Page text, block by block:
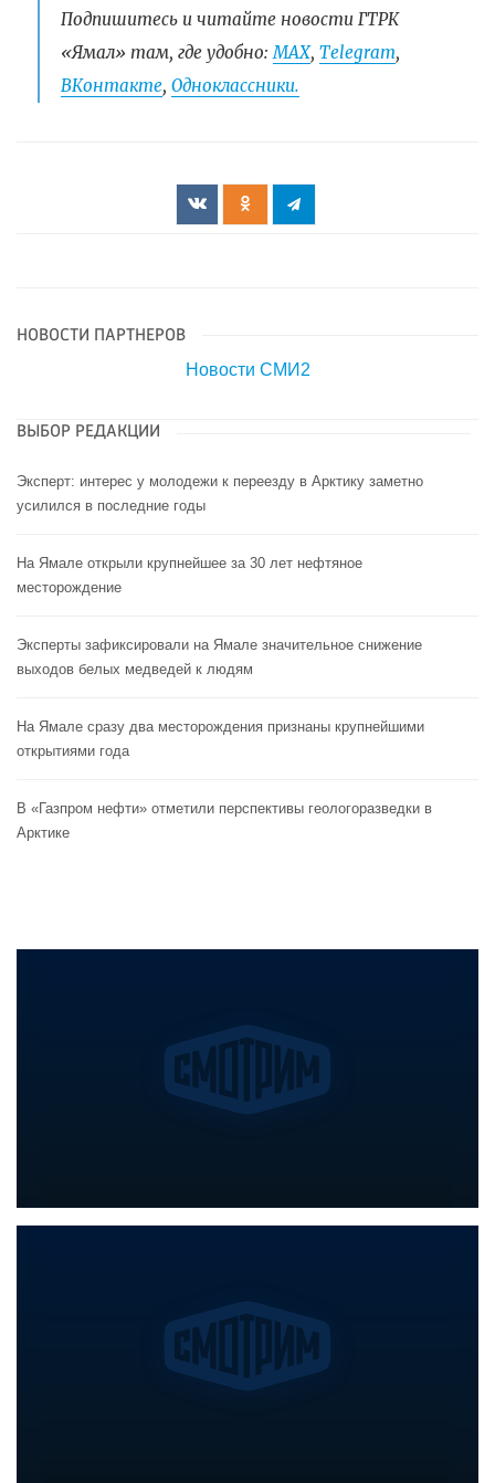
Подпишитесь и читайте новости ГТРК
«Ямал» там, где удобно:МАХ, Telegram,
ВКонтакте, Одноклассники.
НОВОСТИ ПАРТНЕРОВ
Новости СМИ2
ВЫБОР РЕДАКЦИИ
Эксперт: интерес у молодежи к переезду в Арктику заметно
усилился в последние годы
На Ямале открыли крупнейшее за 30 лет нефтяное
месторождение
Эксперты зафиксировали на Ямале значительное снижение
выходов белых медведей к людям
На Ямале сразу два месторождения признаны крупнейшими
открытиями года
В «Газпром нефти» отметили перспективы геологоразведки в
Арктике